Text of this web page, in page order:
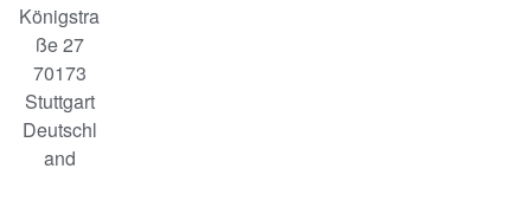
Königstra
ße 27
70173
Stuttgart
Deutschl
and